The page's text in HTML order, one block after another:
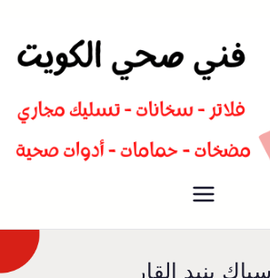
سباك صحي تسليك مجاري افضل
سباك بنيد القار